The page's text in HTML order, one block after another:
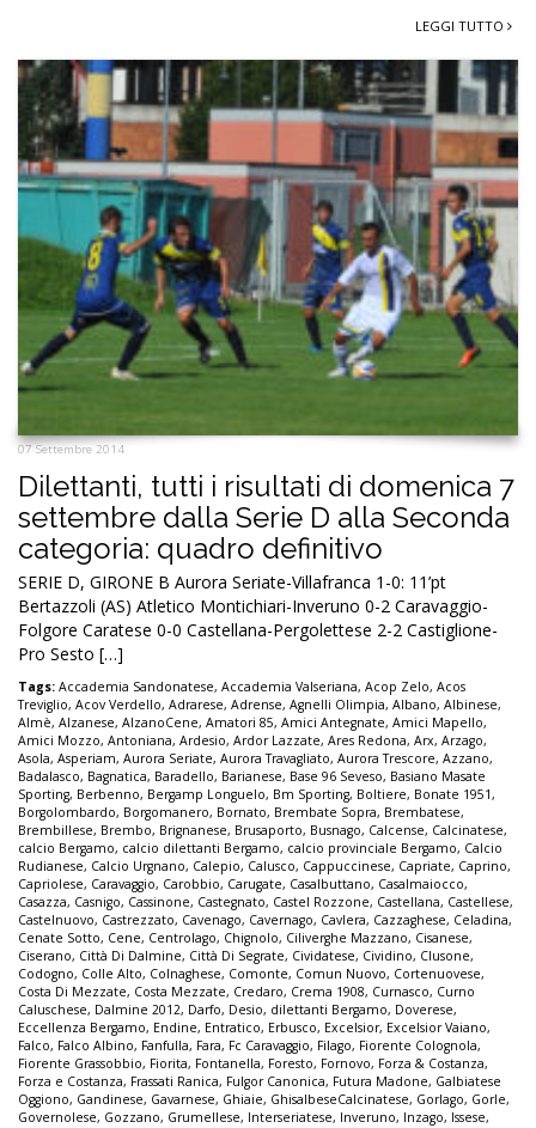
LEGGI TUTTO
07 Settembre 2014
Dilettanti, tutti i risultati di domenica 7
settembre dalla Serie D alla Seconda
categoria: quadro definitivo
SERIE D, GIRONE B Aurora Seriate-Villafranca 1-0: 11’pt
Bertazzoli (AS) Atletico Montichiari-Inveruno 0-2 Caravaggio-
Folgore Caratese 0-0 Castellana-Pergolettese 2-2 Castiglione-
Pro Sesto […]
Tags: Accademia Sandonatese, Accademia Valseriana, Acop Zelo, Acos
Treviglio, Acov Verdello, Adrarese, Adrense, Agnelli Olimpia, Albano, Albinese,
Almè, Alzanese, AlzanoCene, Amatori 85, Amici Antegnate, Amici Mapello,
Amici Mozzo, Antoniana, Ardesio, Ardor Lazzate, Ares Redona, Arx, Arzago,
Asola, Asperiam, Aurora Seriate, Aurora Travagliato, Aurora Trescore, Azzano,
Badalasco, Bagnatica, Baradello, Barianese, Base 96 Seveso, Basiano Masate
Sporting, Berbenno, Bergamp Longuelo, Bm Sporting, Boltiere, Bonate 1951,
Borgolombardo, Borgomanero, Bornato, Brembate Sopra, Brembatese,
Brembillese, Brembo, Brignanese, Brusaporto, Busnago, Calcense, Calcinatese,
calcio Bergamo, calcio dilettanti Bergamo, calcio provinciale Bergamo, Calcio
Rudianese, Calcio Urgnano, Calepio, Calusco, Cappuccinese, Capriate, Caprino,
Capriolese, Caravaggio, Carobbio, Carugate, Casalbuttano, Casalmaiocco,
Casazza, Casnigo, Cassinone, Castegnato, Castel Rozzone, Castellana, Castellese,
Castelnuovo, Castrezzato, Cavenago, Cavernago, Cavlera, Cazzaghese, Celadina,
Cenate Sotto, Cene, Centrolago, Chignolo, Ciliverghe Mazzano, Cisanese,
Ciserano, Città Di Dalmine, Città Di Segrate, Cividatese, Cividino, Clusone,
Codogno, Colle Alto, Colnaghese, Comonte, Comun Nuovo, Cortenuovese,
Costa Di Mezzate, Costa Mezzate, Credaro, Crema 1908, Curnasco, Curno
Caluschese, Dalmine 2012, Darfo, Desio, dilettanti Bergamo, Doverese,
Eccellenza Bergamo, Endine, Entratico, Erbusco, Excelsior, Excelsior Vaiano,
Falco, Falco Albino, Fanfulla, Fara, Fc Caravaggio, Filago, Fiorente Colognola,
Fiorente Grassobbio, Fiorita, Fontanella, Foresto, Fornovo, Forza & Costanza,
Forza e Costanza, Frassati Ranica, Fulgor Canonica, Futura Madone, Galbiatese
Oggiono, Gandinese, Gavarnese, Ghiaie, GhisalbeseCalcinatese, Gorlago, Gorle,
Governolese, Gozzano, Grumellese, Interseriatese, Inveruno, Inzago, Issese,